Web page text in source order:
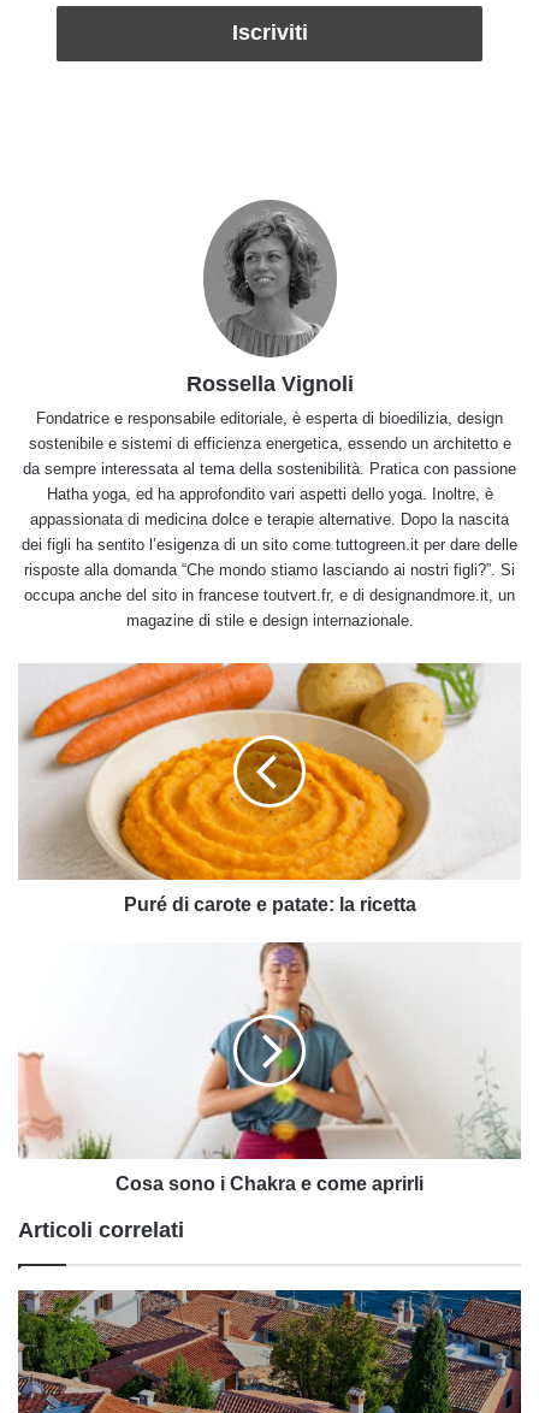
Rossella Vignoli
Fondatrice e responsabile editoriale, è esperta di bioedilizia, design
sostenibile e sistemi di efficienza energetica, essendo un architetto e
da sempre interessata al tema della sostenibilità. Pratica con passione
Hatha yoga, ed ha approfondito vari aspetti dello yoga. Inoltre, è
appassionata di medicina dolce e terapie alternative. Dopo la nascita
dei figli ha sentito l’esigenza di un sito come tuttogreen.it per dare delle
risposte alla domanda “Che mondo stiamo lasciando ai nostri figli?”. Si
occupa anche del sito in francese toutvert.fr, e di designandmore.it, un
magazine di stile e design internazionale.
carote
patate:
ricetta
Puré di carote e patate: la ricetta
e
come
aprirli
Cosa sono i Chakra e come aprirli
Articoli correlati